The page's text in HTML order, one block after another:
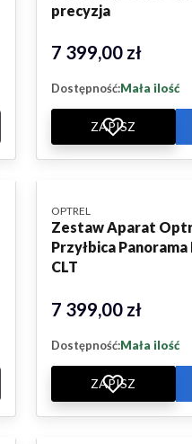
precyzja
Cena
7 399,00 zł
Dostępność:Mała ilość
ZAPISZ
Zestaw Aparat
Przyłbica
CLT
PRODUCENT
OPTREL
Cena
7 399,00 zł
Dostępność:Mała ilość
ZAPISZ